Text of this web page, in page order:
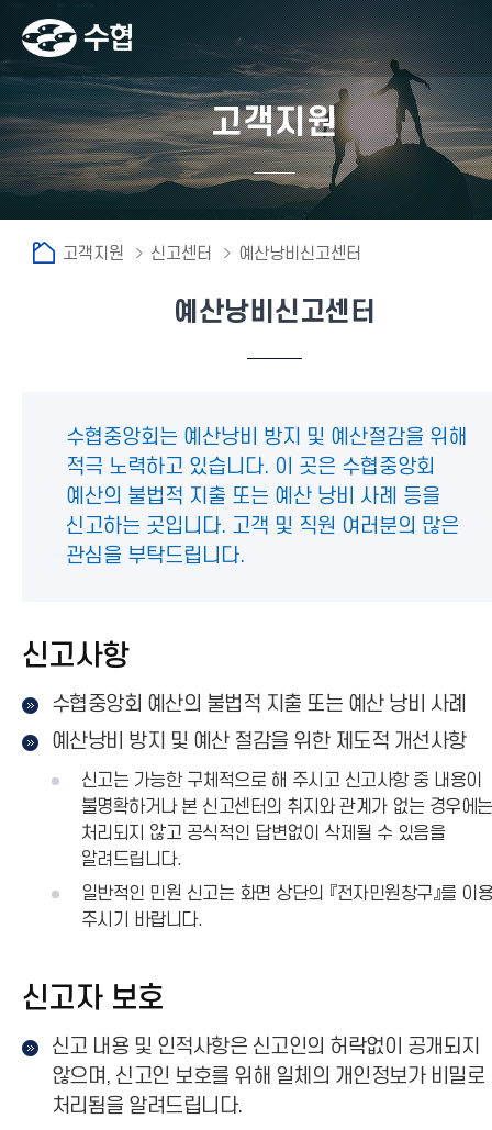
고객지원
고객지원 신고센터 예산낭비신고센터
예산낭비신고센터
수협중앙회는 예산낭비 방지 및 예산절감을 위해
적극 노력하고 있습니다. 이 곳은 수협중앙회
예산의 불법적 지출 또는 예산 낭비 사례 등을
신고하는 곳입니다. 고객 및 직원 여러분의 많은
관심을 부탁드립니다.
신고사항
수협중앙회 예산의 불법적 지출 또는 예산 낭비 사례
예산낭비 방지 및 예산 절감을 위한 제도적 개선사항
신고는 가능한 구체적으로 해 주시고 신고사항 중 내용이
불명확하거나 본 신고센터의 취지와 관계가 없는 경우에는
처리되지 않고 공식적인 답변없이 삭제될 수 있음을
알려드립니다.
일반적인 민원 신고는 화면 상단의 『전자민원창구』를 이
주시기 바랍니다.
신고자 보호
신고 내용 및 인적사항은 신고인의 허락없이 공개되지
않으며, 신고인 보호를 위해 일체의 개인정보가 비밀로
처리됨을 알려드립니다.